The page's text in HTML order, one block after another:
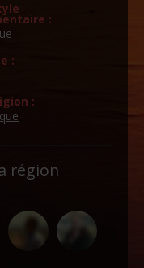
:
:
:
région